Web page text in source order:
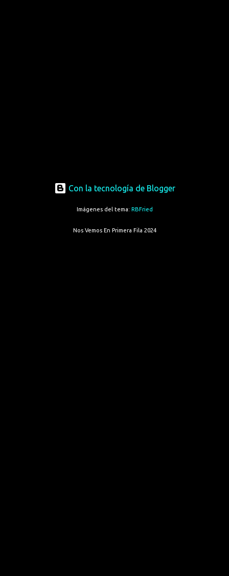
Con la tecnología de Blogger
Imágenes del tema: RBFried
Nos Vemos En Primera Fila 2024